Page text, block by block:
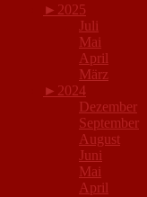
► 2025
Juli
Mai
April
März
► 2024
Dezember
September
August
Juni
Mai
April